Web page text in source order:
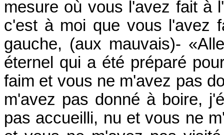
mesure où vous l'avez fait à
c'est à moi que vous l'avez
gauche, (aux mauvais)-
éternel qui a été préparé
faim et vous ne m'avez pas
m'avez pas donné à boire,
pas accueilli, nu et vous ne